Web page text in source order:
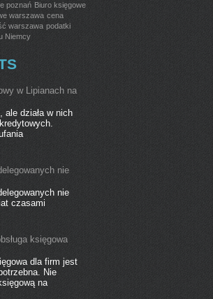
poznań Biuro księgowe
warszawa cena
warszawa podatki
Niemcy
w Lipianach na
ale działa w nich
nie
nie
czasami
księgowa
dla firm jest
Nie
na